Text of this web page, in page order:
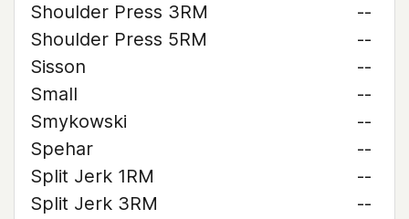
Shoulder Press 3RM
--
Shoulder Press 5RM
--
Sisson
--
Small
--
Smykowski
--
Spehar
--
Split Jerk 1RM
--
Split Jerk 3RM
--